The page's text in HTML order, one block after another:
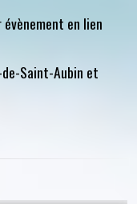
en lien
Saint-Aubin et